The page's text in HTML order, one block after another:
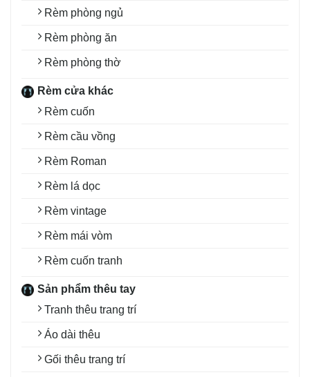
Rèm phòng ngủ
Rèm phòng ăn
Rèm phòng thờ
Rèm cửa khác
Rèm cuốn
Rèm cầu vồng
Rèm Roman
Rèm lá dọc
Rèm vintage
Rèm mái vòm
Rèm cuốn tranh
Sản phẩm thêu tay
Tranh thêu trang trí
Áo dài thêu
Gối thêu trang trí